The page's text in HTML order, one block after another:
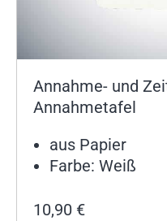
Annahme- und
Annahmetafel
aus Papier
Farbe: Weiß
10,90 €